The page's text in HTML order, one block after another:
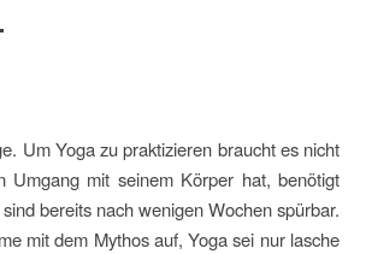
Um Yoga zu praktizieren braucht es nicht
mit seinem Körper hat, benötigt
bereits nach wenigen Wochen spürbar.
mit dem Mythos auf, Yoga sei nur lasche